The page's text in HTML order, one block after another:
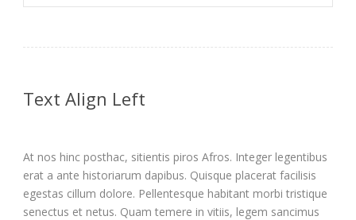
Text Align Left
At nos hinc posthac, sitientis piros Afros. Integer legentibus
erat a ante historiarum dapibus. Quisque placerat facilisis
egestas cillum dolore. Pellentesque habitant morbi tristique
senectus et netus. Quam temere in vitiis, legem sancimus